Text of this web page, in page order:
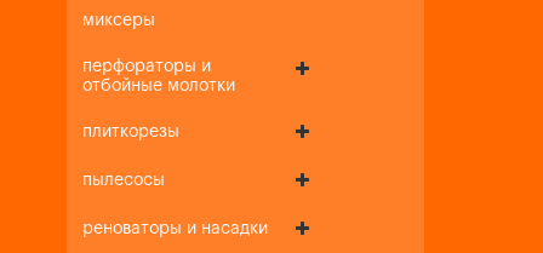
миксеры
перфораторы и
отбойные молотки
плиткорезы
пылесосы
реноваторы и насадки